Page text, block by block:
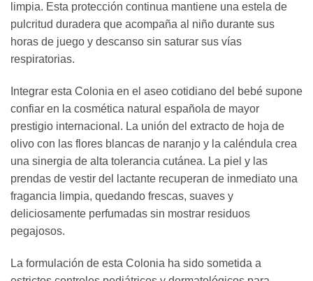
limpia. Esta protección continua mantiene una estela de
pulcritud duradera que acompaña al niño durante sus
horas de juego y descanso sin saturar sus vías
respiratorias.
Integrar esta Colonia en el aseo cotidiano del bebé supone
confiar en la cosmética natural española de mayor
prestigio internacional. La unión del extracto de hoja de
olivo con las flores blancas de naranjo y la caléndula crea
una sinergia de alta tolerancia cutánea. La piel y las
prendas de vestir del lactante recuperan de inmediato una
fragancia limpia, quedando frescas, suaves y
deliciosamente perfumadas sin mostrar residuos
pegajosos.
La formulación de esta Colonia ha sido sometida a